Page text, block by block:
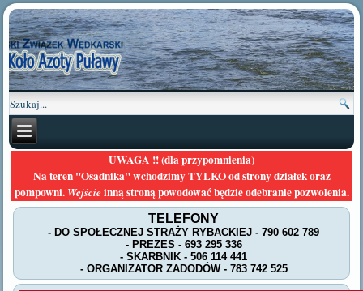
UWAGA !! (dla przypomnienia)
Na teren "Osadnika" wchodzimy TYLKO od strony działek oraz
pompowni. Wejścieinną stroną powodować będzie odebranie pozwolenia.
TELEFONY
- DO SPOŁECZNEJ STRAŻY RYBACKIEJ - 790 602 789
- PREZES - 693 295 336
- SKARBNIK - 506 114 441
- ORGANIZATOR ZADODÓW - 783 742 525